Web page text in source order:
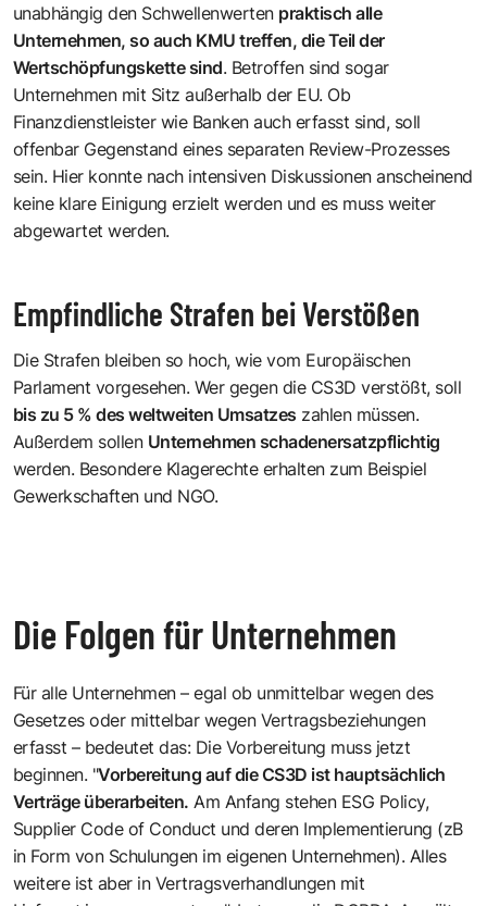
unabhängig den Schwellenwerten praktisch alle
Unternehmen, so auch KMU treffen, die Teil der
Wertschöpfungskette sind. Betroffen sind sogar
Unternehmen mit Sitz außerhalb der EU. Ob
Finanzdienstleister wie Banken auch erfasst sind, soll
offenbar Gegenstand eines separaten Review-Prozesses
sein. Hier konnte nach intensiven Diskussionen anscheinend
keine klare Einigung erzielt werden und es muss weiter
abgewartet werden.
Empfindliche Strafen bei Verstößen
Die Strafen bleiben so hoch, wie vom Europäischen
Parlament vorgesehen. Wer gegen die CS3D verstößt, soll
bis zu 5 % des weltweiten Umsatzes zahlen müssen.
Außerdem sollen Unternehmen schadenersatzpflichtig
werden. Besondere Klagerechte erhalten zum Beispiel
Gewerkschaften und NGO.
Die Folgen für Unternehmen
Für alle Unternehmen – egal ob unmittelbar wegen des
Gesetzes oder mittelbar wegen Vertragsbeziehungen
erfasst – bedeutet das: Die Vorbereitung muss jetzt
beginnen. "Vorbereitung auf die CS3D ist hauptsächlich
Verträge überarbeiten. Am Anfang stehen ESG Policy,
Supplier Code of Conduct und deren Implementierung (zB
in Form von Schulungen im eigenen Unternehmen). Alles
weitere ist aber in Vertragsverhandlungen mit